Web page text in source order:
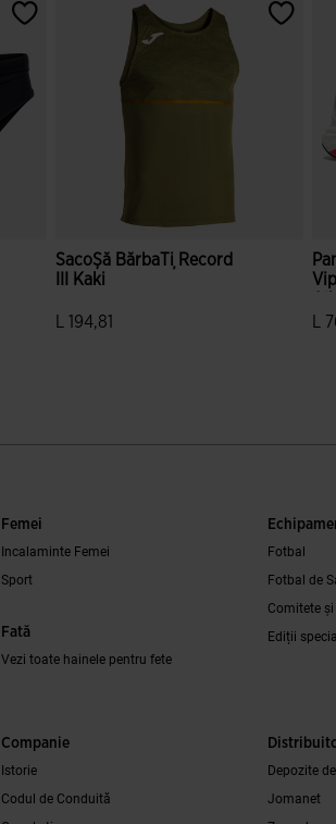
SacoȘă BărbaȚi Record
III Kaki
L 194,81
L
Femei
Incalaminte Femei
Sport
Fată
Vezi toate hainele pentru fete
Fotbal
Fotbal de
Comitete
Ediții
Companie
Istorie
Codul de Conduită
Depozite
Jomanet